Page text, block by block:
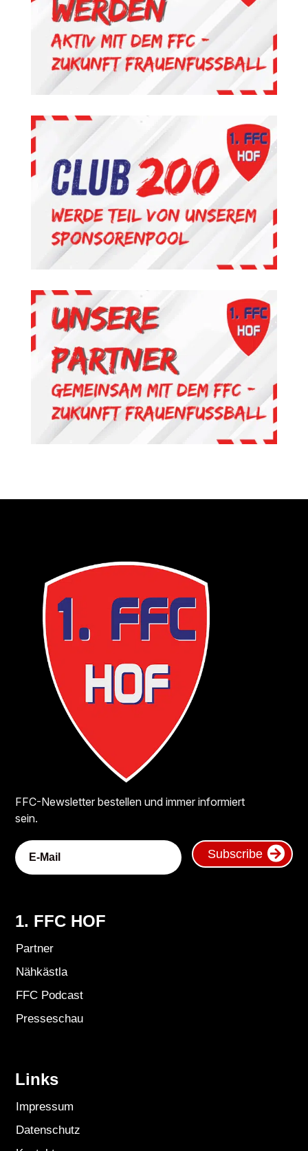
FFC-Newsletter bestellen und immer informiert
sein.
Subscribe
1. FFC HOF
Partner
Nähkästla
FFC Podcast
Presseschau
Links
Impressum
Datenschutz